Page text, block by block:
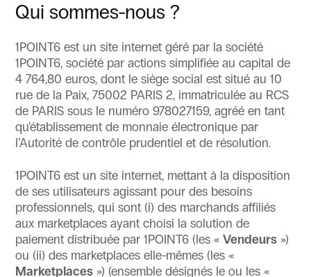
Qui sommes-nous ?
1POINT6 est un site internet géré par la société
1POINT6, société par actions simplifiée au capital de
4 764,80 euros, dont le siège social est situé au 10
rue de la Paix, 75002 PARIS 2, immatriculée au RCS
de PARIS sous le numéro 978027159, agréé en tant
qu’établissement de monnaie électronique par
l’Autorité de contrôle prudentiel et de résolution.
1POINT6 est un site internet, mettant à la disposition
de ses utilisateurs agissant pour des besoins
professionnels, qui sont (i) des marchands affiliés
aux marketplaces ayant choisi la solution de
paiement distribuée par 1POINT6 (les «Vendeurs »)
ou (ii) des marketplaces elle-mêmes (les «
Marketplaces ») (ensemble désignés le ou les «